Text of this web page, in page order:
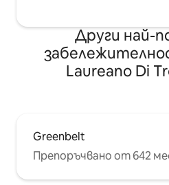
Други най-
Laureano Di
Greenbelt
Препоръчвано от 642